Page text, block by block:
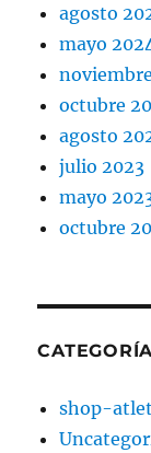
agosto
mayo
octubre
agosto
julio 2023
mayo
octubre
shop-